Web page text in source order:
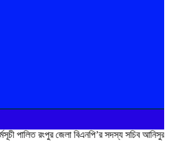
রংপুর জেলা বিএনপি’র সদস্য সচিব আনিসুর রহমান